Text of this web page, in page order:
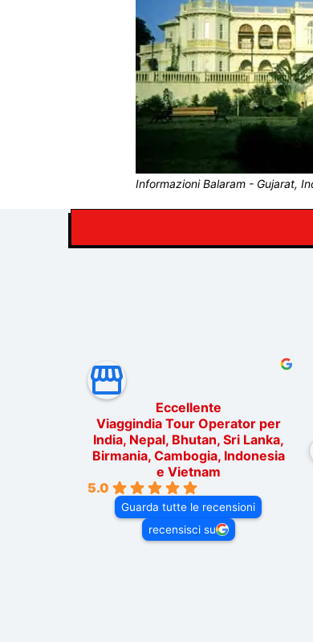
Informazioni Balaram - Gujarat,
Eccellente
Viaggindia Tour Operator per
India, Nepal, Bhutan, Sri Lanka,
Birmania, Cambogia, Indonesia
e Vietnam
5.0
Guarda tutte le recensioni
recensisci su